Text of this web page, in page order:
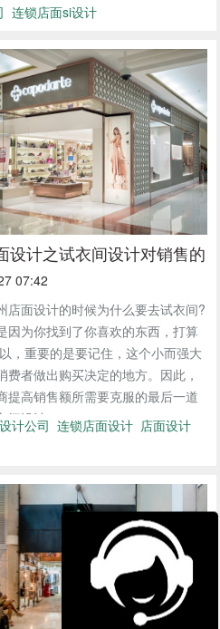
连锁店面si设计
设计之试衣间设计对销售的
07:42
店面设计的时候为什么要去试衣间?
因为你找到了你喜欢的东西，打算
，重要的是要记住，这个小而强大
费者做出购买决定的地方。因此，
提高销售额所需要克服的最后一道
设计...
计公司 连锁店面设计 店面设计